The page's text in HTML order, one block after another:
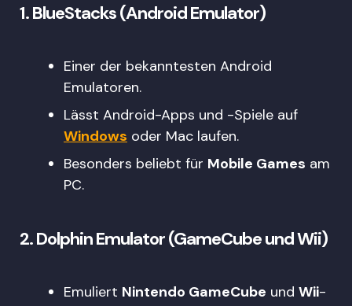
1.BlueStacks (Android Emulator)
Einer der bekanntesten Android
Emulatoren.
Lässt Android-Apps und -Spiele auf
Windows oder Mac laufen.
Besonders beliebt für Mobile Games am
PC.
2.Dolphin Emulator (GameCube und Wii)
Emuliert Nintendo GameCube und Wii-